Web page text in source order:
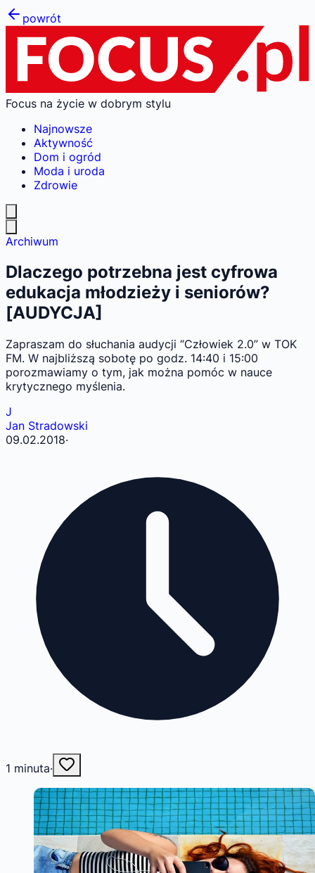
powrót
Focus na życie w dobrym stylu
Najnowsze
Aktywność
Dom i ogród
Moda i uroda
Zdrowie
Archiwum
Dlaczego potrzebna jest cyfrowa
edukacja młodzieży i seniorów?
[AUDYCJA]
Zapraszam do słuchania audycji “Człowiek 2.0” w TOK
FM. W najbliższą sobotę po godz. 14:40 i 15:00
porozmawiamy o tym, jak można pomóc w nauce
krytycznego myślenia.
J
Jan Stradowski
09.02.2018·
1 minuta·